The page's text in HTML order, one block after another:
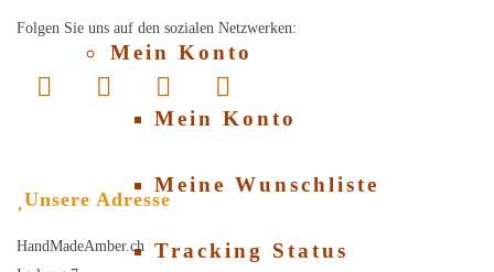
Mein Konto
Mein Konto
Meine Wunschliste
Tracking Status
Folgen Sie uns auf den sozialen Netzwerken:
Unsere Adresse
HandMadeAmber.ch